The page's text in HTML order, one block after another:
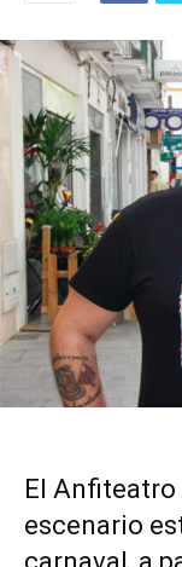
El Anfiteatro
escenario